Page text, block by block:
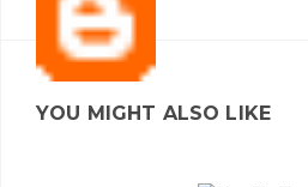
YOU MIGHT ALSO LIKE